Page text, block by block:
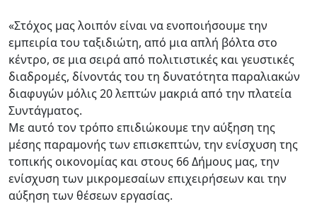
«Στόχος μας λοιπόν είναι να ενοποιήσουμε την
εμπειρία του ταξιδιώτη, από μια απλή βόλτα στο
κέντρο, σε μια σειρά από πολιτιστικές και γευστικές
διαδρομές, δίνοντάς του τη δυνατότητα παραλιακών
διαφυγών μόλις 20 λεπτών μακριά από την πλατεία
Συντάγματος.
Με αυτό τον τρόπο επιδιώκουμε την αύξηση της
μέσης παραμονής των επισκεπτών, την ενίσχυση της
τοπικής οικονομίας και στους 66 Δήμους μας, την
ενίσχυση των μικρομεσαίων επιχειρήσεων και την
αύξηση των θέσεων εργασίας.